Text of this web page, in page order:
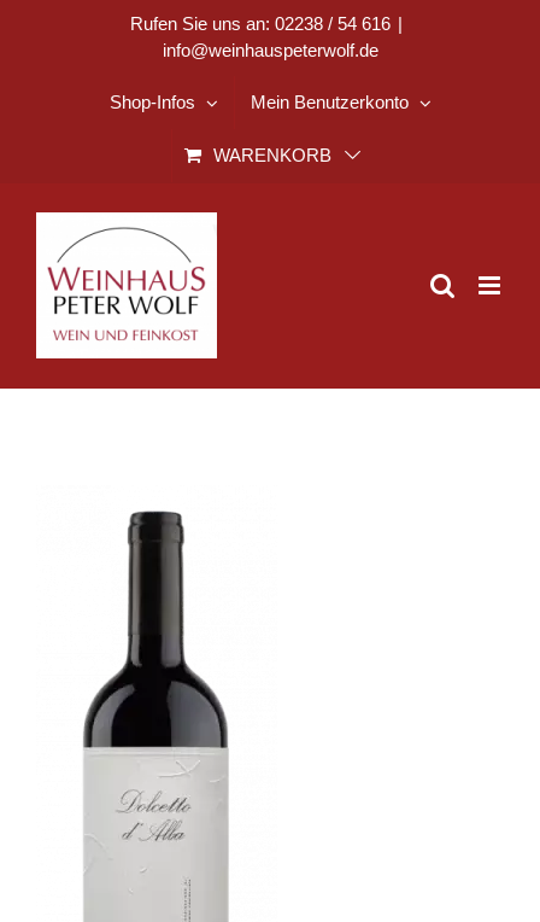
Rufen Sie uns an: 02238 / 54 616 |
info@weinhauspeterwolf.de
Shop-Infos Mein Benutzerkonto
WARENKORB